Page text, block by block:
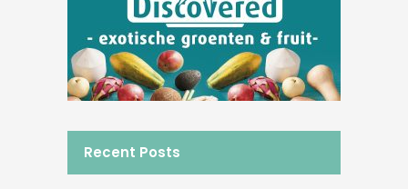
Recent Posts